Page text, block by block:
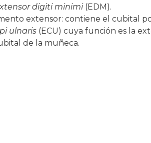
digiti minimi (EDM).
extensor: contiene el cubital
ulnaris (ECU) cuya función es la
de la muñeca.